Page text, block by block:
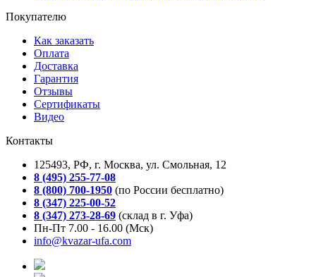
Покупателю
Как заказать
Оплата
Доставка
Гарантия
Отзывы
Сертификаты
Видео
Контакты
125493, РФ, г. Москва, ул. Смольная, 12
8 (495) 255-77-08
8 (800) 700-1950 (по России бесплатно)
8 (347) 225-00-52
8 (347) 273-28-69 (склад в г. Уфа)
Пн-Пт 7.00 - 16.00 (Мск)
info@kvazar-ufa.com